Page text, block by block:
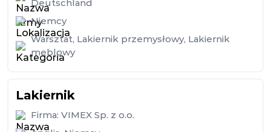
Deutschland
Niemcy
Warsztat, Lakiernik przemysłowy, Lakiernik
meblowy
Lakiernik
Firma: VIMEX Sp. z o.o.